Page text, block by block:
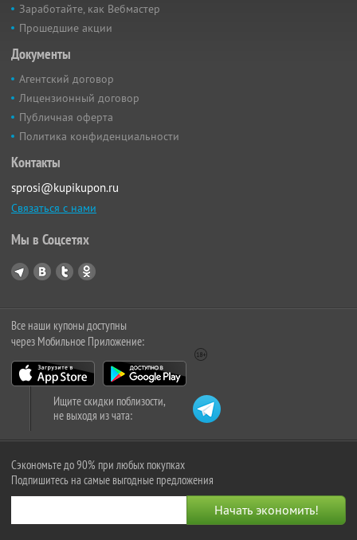
Заработайте, как Вебмастер
Прошедшие акции
Документы
Агентский договор
Лицензионный договор
Публичная оферта
Политика конфиденциальности
Контакты
sprosi@kupikupon.ru
Связаться с нами
Мы в Соцсетях
Все наши купоны доступны
через Мобильное Приложение:
Ищите скидки поблизости,
не выходя из чата:
Сэкономьте до 90% при любых покупках
Подпишитесь на самые выгодные предложения